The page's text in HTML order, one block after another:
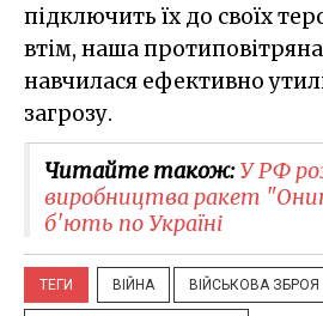
підключить їх до своїх
втім, наша
навчилася ефективно
загрозу.
Читайте також:У РФ
виробництва ракет
б'ють по Україні
ТЕГИ ВІЙНА ВІЙСЬКОВА ЗБРОЯ